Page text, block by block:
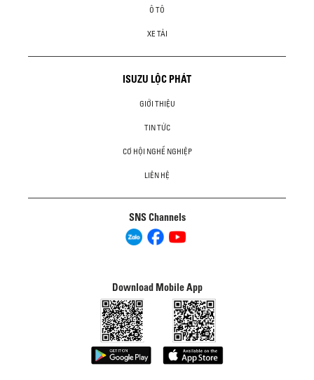
Ô TÔ
XE TẢI
ISUZU LỘC PHÁT
GIỚI THIỆU
TIN TỨC
CƠ HỘI NGHỀ NGHIỆP
LIÊN HỆ
SNS Channels
Download Mobile App